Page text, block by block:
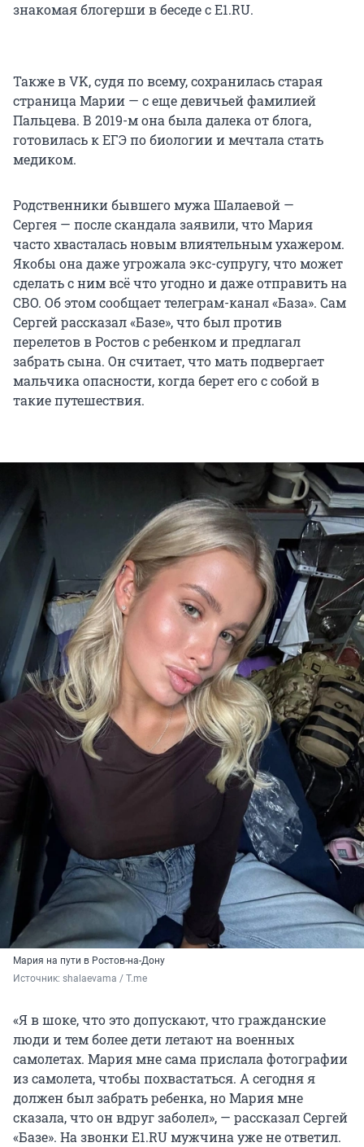
знакомая блогерши в беседе с E1.RU.
Также в VK, судя по всему, сохранилась старая
страница Марии — с еще девичьей фамилией
Пальцева. В 2019-м она была далека от блога,
готовилась к ЕГЭ по биологии и мечтала стать
медиком.
Родственники бывшего мужа Шалаевой —
Сергея — после скандала заявили, что Мария
часто хвасталась новым влиятельным ухажером.
Якобы она даже угрожала экс-супругу, что может
сделать с ним всё что угодно и даже отправить на
СВО. Об этом сообщает телеграм-канал «База». Сам
Сергей рассказал «Базе», что был против
перелетов в Ростов с ребенком и предлагал
забрать сына. Он считает, что мать подвергает
мальчика опасности, когда берет его с собой в
такие путешествия.
Мария на пути в Ростов-на-Дону
Источник: shalaevama / T.me
«Я в шоке, что это допускают, что гражданские
люди и тем более дети летают на военных
самолетах. Мария мне сама прислала фотографии
из самолета, чтобы похвастаться. А сегодня я
должен был забрать ребенка, но Мария мне
сказала, что он вдруг заболел», — рассказал Сергей
«Базе». На звонки Е1.RU мужчина уже не ответил.